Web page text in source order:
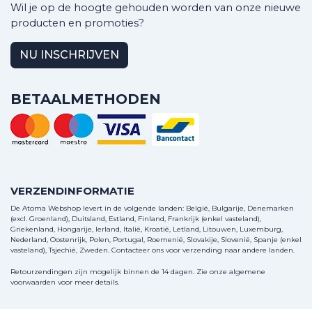
Wil je op de hoogte gehouden worden van onze nieuwe
producten en promoties?
NU INSCHRIJVEN
BETAALMETHODEN
VERZENDINFORMATIE
De Atoma Webshop levert in de volgende landen: België, Bulgarije, Denemarken
(excl. Groenland), Duitsland, Estland, Finland, Frankrijk (enkel vasteland),
Griekenland, Hongarije, Ierland, Italië, Kroatië, Letland, Litouwen, Luxemburg,
Nederland, Oostenrijk, Polen, Portugal, Roemenië, Slovakije, Slovenië, Spanje (enkel
vasteland), Tsjechië, Zweden. Contacteer ons voor verzending naar andere landen.
Retourzendingen zijn mogelijk binnen de 14 dagen. Zie onze algemene
voorwaarden voor meer details.